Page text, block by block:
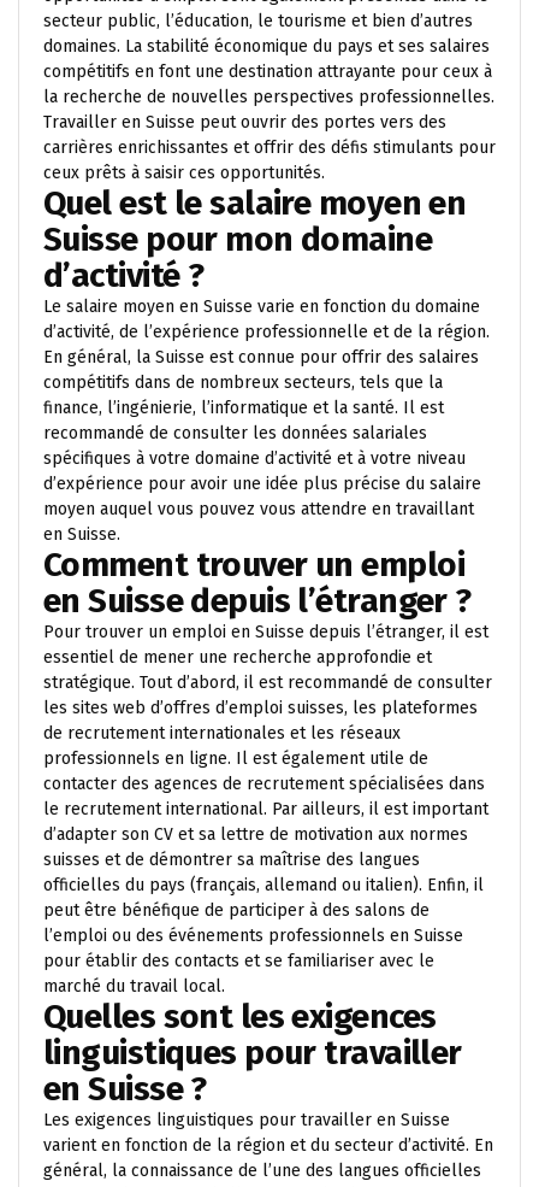
secteur public, l’éducation, le tourisme et bien d’autres
domaines. La stabilité économique du pays et ses salaires
compétitifs en font une destination attrayante pour ceux à
la recherche de nouvelles perspectives professionnelles.
Travailler en Suisse peut ouvrir des portes vers des
carrières enrichissantes et offrir des défis stimulants pour
ceux prêts à saisir ces opportunités.
Quel est le salaire moyen en
Suisse pour mon domaine
d’activité ?
Le salaire moyen en Suisse varie en fonction du domaine
d’activité, de l’expérience professionnelle et de la région.
En général, la Suisse est connue pour offrir des salaires
compétitifs dans de nombreux secteurs, tels que la
finance, l’ingénierie, l’informatique et la santé. Il est
recommandé de consulter les données salariales
spécifiques à votre domaine d’activité et à votre niveau
d’expérience pour avoir une idée plus précise du salaire
moyen auquel vous pouvez vous attendre en travaillant
en Suisse.
Comment trouver un emploi
en Suisse depuis l’étranger ?
Pour trouver un emploi en Suisse depuis l’étranger, il est
essentiel de mener une recherche approfondie et
stratégique. Tout d’abord, il est recommandé de consulter
les sites web d’offres d’emploi suisses, les plateformes
de recrutement internationales et les réseaux
professionnels en ligne. Il est également utile de
contacter des agences de recrutement spécialisées dans
le recrutement international. Par ailleurs, il est important
d’adapter son CV et sa lettre de motivation aux normes
suisses et de démontrer sa maîtrise des langues
officielles du pays (français, allemand ou italien). Enfin, il
peut être bénéfique de participer à des salons de
l’emploi ou des événements professionnels en Suisse
pour établir des contacts et se familiariser avec le
marché du travail local.
Quelles sont les exigences
linguistiques pour travailler
en Suisse ?
Les exigences linguistiques pour travailler en Suisse
varient en fonction de la région et du secteur d’activité. En
général, la connaissance de l’une des langues officielles